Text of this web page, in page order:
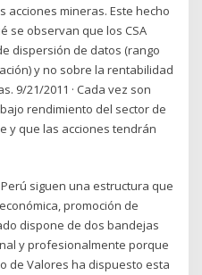
acciones mineras. Este hecho
se observan que los CSA
dispersión de datos (rango
y no sobre la rentabilidad
9/21/2011 · Cada vez son
rendimiento del sector de
y que las acciones tendrán
siguen una estructura que
promoción de
dispone de dos bandejas
y profesionalmente porque
de Valores ha dispuesto esta